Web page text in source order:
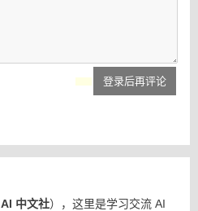
登录后再评论
AI 中文社），这里是学习交流 AI